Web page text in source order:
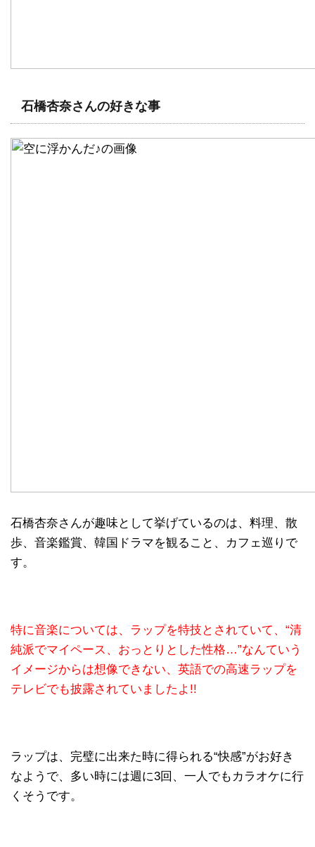
石橋杏奈さんの好きな事
石橋杏奈さんが趣味として挙げているのは、料理、散
歩、音楽鑑賞、韓国ドラマを観ること、カフェ巡りで
す。
特に音楽については、ラップを特技とされていて、“清
純派でマイペース、おっとりとした性格…”なんていう
イメージからは想像できない、英語での高速ラップを
テレビでも披露されていましたよ!!
ラップは、完璧に出来た時に得られる“快感”がお好き
なようで、多い時には週に3回、一人でもカラオケに行
くそうです。